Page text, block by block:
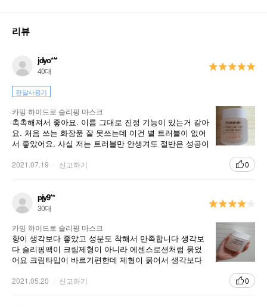
Calming Hydro Sleeping Mask
시켜주고 촉촉하고 생기 있는 피부로 가꿔주는 슬리핑 마스크
리뷰
jdyo***
40대
한달사용기
카밍 하이드로 슬리핑 마스크
촉촉해져서 좋아요. 이름 그대로 진정 기능이 있는거 같아
요. 처음 쓰는 화장품 잘 못쓰는데 이건 별 트러블이 없어
서 좋았어요. 사실 저는 트러블만 안생겨도 절반은 성공이
2021.07.19 신고하기 0
pjy9**
30대
카밍 하이드로 슬리핑 마스크
향이 생각보다 좋았고 성분도 착해서 만족합니다 생각보
다 슬리핑팩이 크림제형이 아니라 에센스로션처럼 묽었
어요 크림타입이 바르기편한데 제형이 묽어서 생각보다
기도하고요
2021.05.20 신고하기 0